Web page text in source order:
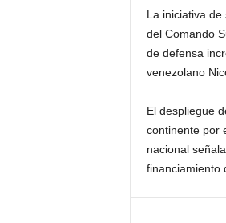
La iniciativa
del Comando
de defensa
venezolano
El despliegue
continente por
nacional
financiamiento